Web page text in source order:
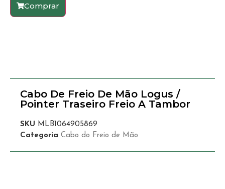
Comprar
Cabo De Freio De Mão Logus /
Pointer Traseiro Freio A Tambor
SKU MLB1064905869
Categoria Cabo do Freio de Mão